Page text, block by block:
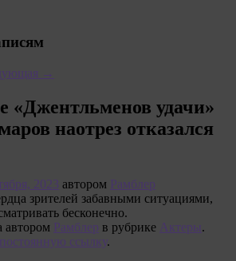
→
«Джентльменов удачи»
наотрез отказался
2023 автором Рамблер
зрителей забавными ситуациями,
бесконечно.
автором Рамблер в рубрике Актеры.
постоянную ссылку.